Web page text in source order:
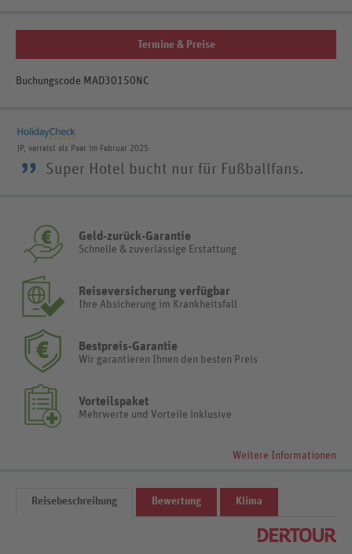
Termine & Preise
Buchungscode MAD30150NC
JP, verreist als Paar im Februar 2025
” Super Hotel bucht nur für Fußballfans.
Geld-zurück-Garantie
Schnelle & zuverlässige Erstattung
Reiseversicherung verfügbar
Ihre Absicherung im Krankheitsfall
Bestpreis-Garantie
Wir garantieren Ihnen den besten Preis
Vorteilspaket
Mehrwerte und Vorteile inklusive
Weitere Informationen
Reisebeschreibung Bewertung Klima